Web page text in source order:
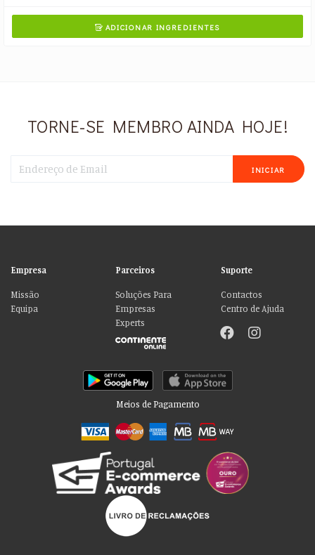
ADICIONAR INGREDIENTES
TORNE-SE MEMBRO AINDA HOJE!
INICIAR
Empresa
Missão
Equipa
Parceiros
Soluções Para
Empresas
Experts
Suporte
Contactos
Centro de Ajuda
Meios de Pagamento
Por favor aceite as nossas deliciosas